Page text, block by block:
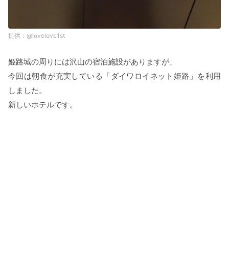
@lovelove1st
姫路城の周りには沢山の宿泊施設がありますが、
今回は朝食が充実している「ダイワロイネット姫路」を利用
しました。
新しいホテルです。